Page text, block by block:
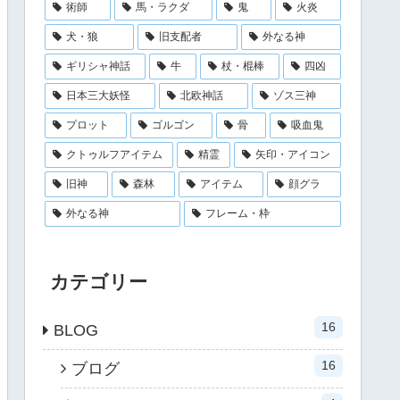
術師 馬・ラクダ 鬼 火炎
犬・狼 旧支配者 外なる神
ギリシャ神話 牛 杖・棍棒 四凶
日本三大妖怪 北欧神話 ゾス三神
プロット ゴルゴン 骨 吸血鬼
クトゥルフアイテム 精霊 矢印・アイコン
旧神 森林 アイテム 顔グラ
外なる神 フレーム・枠
カテゴリー
BLOG 16
ブログ 16